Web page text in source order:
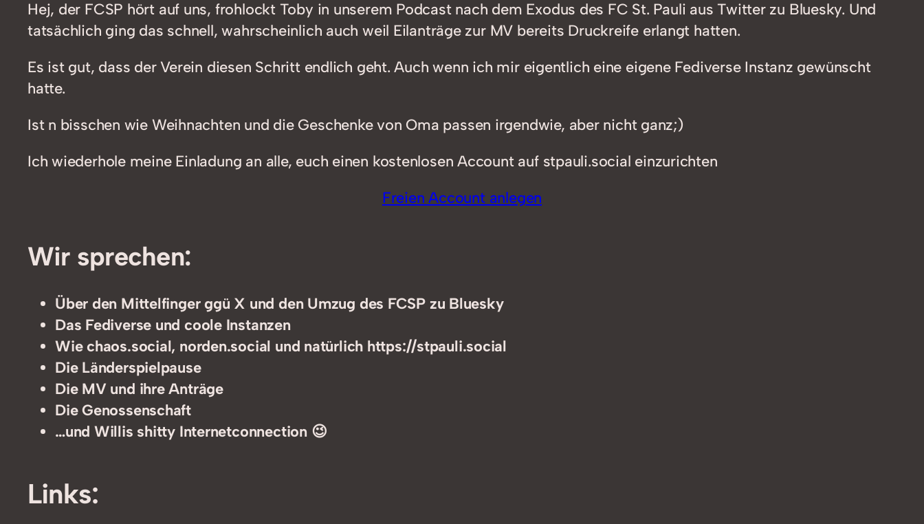
Hej, der FCSP hört auf uns, frohlockt Toby in unserem Podcast nach dem Exodus des FC St. Pauli aus Twitter zu Bluesky. Und
tatsächlich ging das schnell, wahrscheinlich auch weil Eilanträge zur MV bereits Druckreife erlangt hatten.
Es ist gut, dass der Verein diesen Schritt endlich geht. Auch wenn ich mir eigentlich eine eigene Fediverse Instanz gewünscht
hatte.
Ist n bisschen wie Weihnachten und die Geschenke von Oma passen irgendwie, aber nicht ganz;)
Ich wiederhole meine Einladung an alle, euch einen kostenlosen Account auf stpauli.social einzurichten
Freien Account anlegen
Wir sprechen:
Über den Mittelfinger ggü X und den Umzug des FCSP zu Bluesky
Das Fediverse und coole Instanzen
Wie chaos.social, norden.social und natürlich https://stpauli.social
Die Länderspielpause
Die MV und ihre Anträge
Die Genossenschaft
…und Willis shitty Internetconnection 😉
Links: